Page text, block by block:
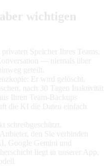
wichtigen
Speicher Ihres Teams,
— niemals über
geteilt.
Er wird gelöscht,
nach 30 Tagen Inaktivität
Ihren Team-Backups
die KI die Daten einfach
schreibgeschützt.
den Sie verbinden
Google Gemini und
liegt in unserer App,